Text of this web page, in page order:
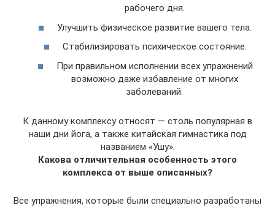
рабочего дня.
Улучшить физическое развитие вашего тела.
Стабилизировать психическое состояние.
При правильном исполнении всех упражнений
возможно даже избавление от многих
заболеваний.
К данному комплексу относят — столь популярная в
наши дни йога, а также китайская гимнастика под
названием «Ушу».
Какова отличительная особенность этого
комплекса от выше описанных?
Все упражнения, которые были специально разработаны